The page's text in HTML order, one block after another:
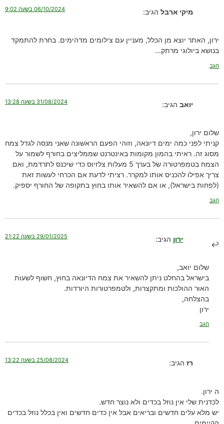
מיקי ארבל הגיב: 06/10/2024 בשעה 9:02
ירון, האתר יוצא מן הכלל, מעניין עם צילומים מדהימים. בחרת להתמקד
בנושא ביולוגי מרתק…
הגב
יואב הגיב: 31/08/2024 בשעה 13:28
שלום ירון,
קניתי לפני כמה ימים דיונאה, וזוהי הפעם הראשונה שאני מנסה לגדל צמח
מסוג זה. ראיתי בהמון מקומות באינטרנט שממליצים בחורף לשמור על
הצמח בטמפרטורה של בערך 5 מעלות צלזיוס כדי שיכנס לתרדמת, ואם
צריך אפילו להכניס אותו למקרר. רציתי לדעת אם הכרחי לעשות זאת
(לפחות בישראל), או אם להשאיר אותו בחוץ בתקופה של החורף יספיק.
הגב
ירון הגיב: 29/01/2025 בשעה 21:22
שלום יואב,
בישראל בהחלט ניתן להשאיר את צמח הדיונאה בחוץ, חשוף לשעות
האור ההולכות ומתקצרות, ולטמפרטורות היורדות.
בהצלחה,
ירון
הגב
רז הגיב: 25/08/2024 בשעה 13:22
ה ירון.
לכדנית שלי אין נוזל בכדים ולא נוצר חדש.
יש מלא עלים חדשים ובריאים אבל אין כדים חדשים ואין בכלל נוזל בכדים